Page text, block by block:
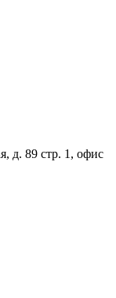
д. 89 стр. 1, офис